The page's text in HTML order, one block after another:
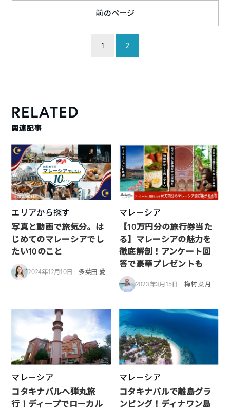
前のページ
1 2
RELATED
関連記事
エリアから探す
写真と動画で旅気分。は
じめてのマレーシアでし
たい10のこと
2024年12月10日 多葉田 愛
マレーシア
【10万円分の旅行券当た
る】マレーシアの魅力を
徹底解剖！アンケート回
答で豪華プレゼントも
2023年3月15日 梅村 菜月
マレーシア
コタキナバルへ弾丸旅
行！ディープでローカル
マレーシア
コタキナバルで離島グラ
ンピング！ディナワン島